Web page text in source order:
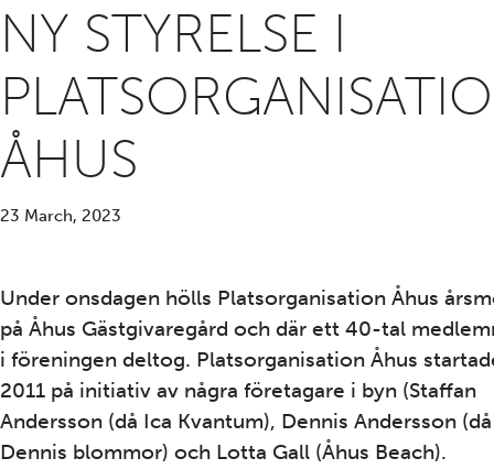
NY STYRELSE I
ÅHUS
23 March, 2023
Under onsdagen hölls Platsorganisation Åhus
på Åhus Gästgivaregård och där ett 40-tal
i föreningen deltog. Platsorganisation Åhus
2011 på initiativ av några företagare i byn (Staffan
Andersson (då Ica Kvantum), Dennis Andersson (då
Dennis blommor) och Lotta Gall (Åhus Beach).